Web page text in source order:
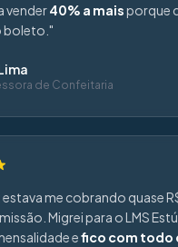
vender40% a maisporque
boleto."
de Confeitaria
me cobrando quase
Migrei para o LMS
efico com todo